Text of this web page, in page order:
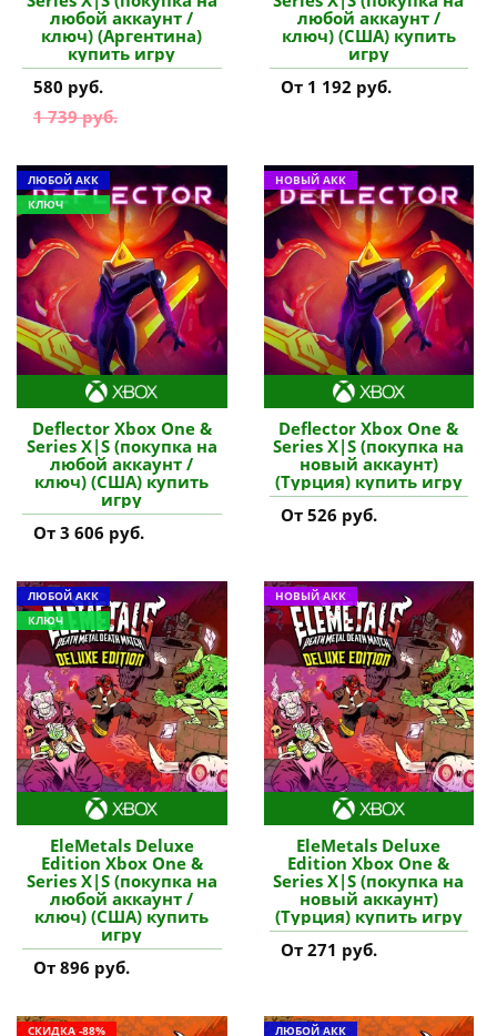
любой аккаунт /
ключ) (Аргентина)
купить игру
580 руб.
1 739 руб.
любой аккаунт /
ключ) (США) купить
игру
От 1 192 руб.
ЛЮБОЙ АКК
КЛЮЧ
Deflector Xbox One &
Series X|S (покупка на
любой аккаунт /
ключ) (США) купить
игру
От 3 606 руб.
НОВЫЙ АКК
Deflector Xbox One &
Series X|S (покупка на
новый аккаунт)
(Турция) купить игру
От 526 руб.
ЛЮБОЙ АКК
КЛЮЧ
EleMetals Deluxe
Edition Xbox One &
Series X|S (покупка на
любой аккаунт /
ключ) (США) купить
игру
От 896 руб.
НОВЫЙ АКК
EleMetals Deluxe
Edition Xbox One &
Series X|S (покупка на
новый аккаунт)
(Турция) купить игру
От 271 руб.
СКИДКА -88% ЛЮБОЙ АКК